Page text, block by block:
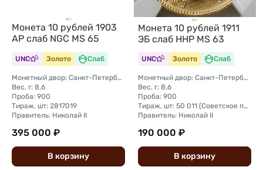
Монета 10 рублей 1903
АР слаб NGC MS 65
UNC Золото Слаб
Монетный двор: Санкт-Петербургский монетный двор
Вес, г: 8,6
Проба: 900
Тираж, шт: 2817019
Правитель: Николай II
395 000 ₽
В корзину
Монета 10 рублей 1911
ЭБ слаб ННР MS 63
UNC Золото Слаб
Монетный двор: Санкт-Петербургский монетный двор
Вес, г: 8,6
Проба: 900
Тираж, шт: 50 011 (Советское правительство с декабря 1925 г. по март 1926 г. отчеканило 2 011 000 10-ти рублевого достоинства царского образца, предположительно штемпелями 1911 г.)
Правитель: Николай II
190 000 ₽
В корзину